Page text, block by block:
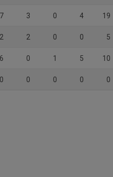
7 3 0 4 19
2 2 0 0 5
6 0 1 5 10
0 0 0 0 0